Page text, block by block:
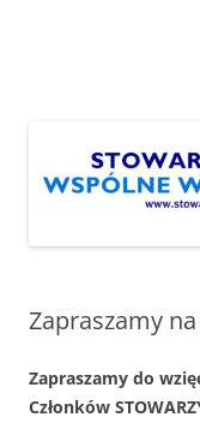
Zapraszamy
Zapraszamy do
Członków